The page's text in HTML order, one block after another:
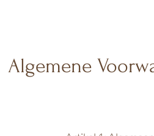
Algemene